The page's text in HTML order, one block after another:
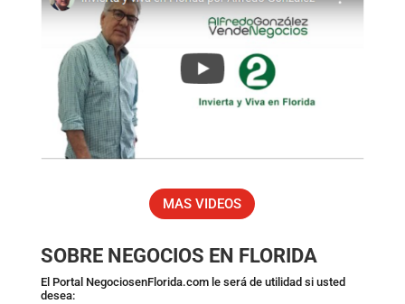
MAS VIDEOS
SOBRE NEGOCIOS EN FLORIDA
El Portal NegociosenFlorida.com le será de utilidad si usted
desea: